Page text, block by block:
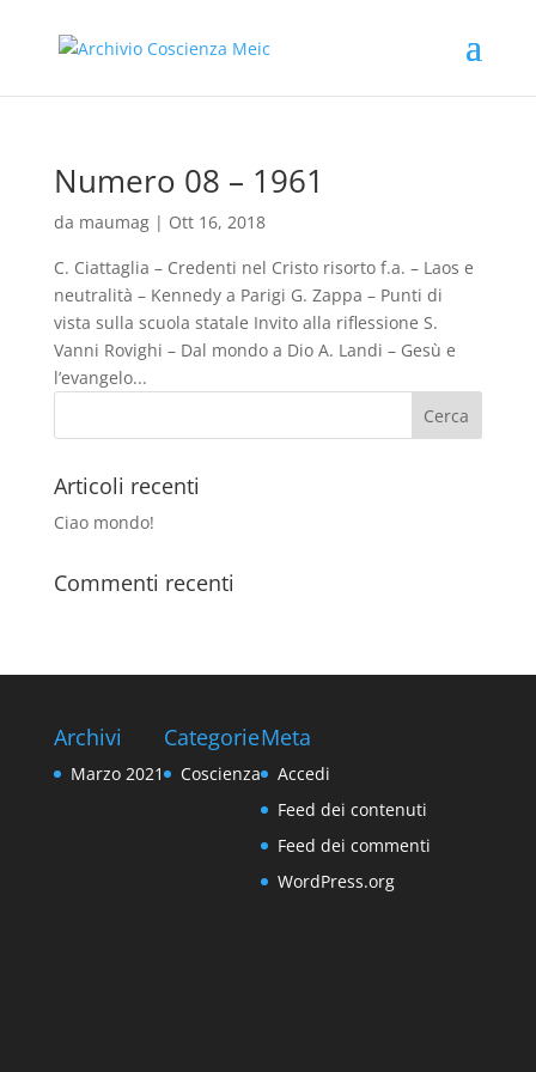
Numero 08 – 1961
da maumag| Ott 16, 2018
C. Ciattaglia – Credenti nel Cristo risorto f.a. – Laos e
neutralità – Kennedy a Parigi G. Zappa – Punti di
vista sulla scuola statale Invito alla riflessione S.
Vanni Rovighi – Dal mondo a Dio A. Landi – Gesù e
l’evangelo...
Articoli recenti
Ciao mondo!
Commenti recenti
Archivi
Marzo 2021
Categorie
Coscienza
Meta
Accedi
Feed dei contenuti
Feed dei commenti
WordPress.org